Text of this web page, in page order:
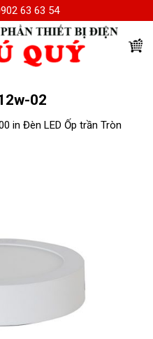
63 63 54
02
in Đèn LED Ốp trần Tròn